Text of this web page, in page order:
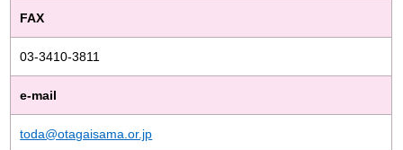
FAX
03-3410-3811
e-mail
toda@otagaisama.or.jp